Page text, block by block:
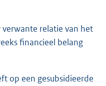
relatie van het
financieel belang
op een gesubsidieerde